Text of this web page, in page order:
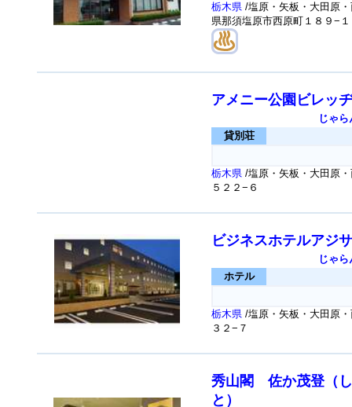
栃木県 /塩原・矢板・大田原
県那須塩原市西原町１８９−１
アメニー公園ビレッヂ
じゃら
貸別荘
栃木県 /塩原・矢板・大田原
５２２−６
ビジネスホテルアジ
じゃら
ホテル
栃木県 /塩原・矢板・大田原
３２−７
秀山閣 佐か茂登（
と）